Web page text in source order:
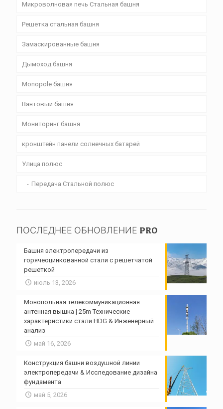
Микроволновая печь Стальная башня
Решетка стальная башня
Замаскированные башня
Дымоход башня
Monopole башня
Вантовый башня
Мониторинг башня
кронштейн панели солнечных батарей
Улица полюс
Передача Стальной полюс
ПОСЛЕДНЕЕ ОБНОВЛЕНИЕ PRO
Башня электропередачи из
горячеоцинкованной стали с решетчатой ​​
решеткой
июль 13, 2026
Монопольная телекоммуникационная
антенная вышка | 25m Технические
характеристики стали HDG & Инженерный
анализ
май 16, 2026
Конструкция башни воздушной линии
электропередачи & Исследование дизайна
фундамента
май 5, 2026